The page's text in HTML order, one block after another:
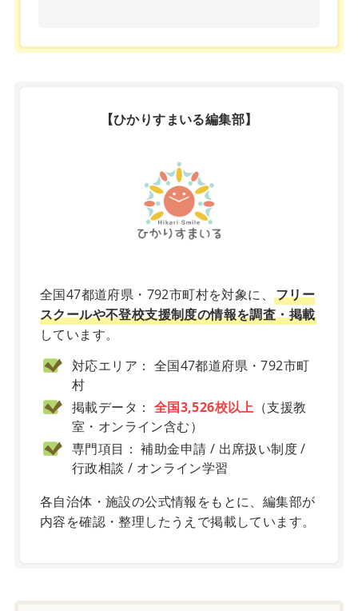
【ひかりすまいる編集部】
全国47都道府県・792市町村を対象に、 フリー
スクールや不登校支援制度の情報を調査・掲載
しています。
対応エリア： 全国47都道府県・792市町
村
掲載データ： 全国3,526校以上 （支援教
室・オンライン含む）
専門項目： 補助金申請 / 出席扱い制度 /
行政相談 / オンライン学習
各自治体・施設の公式情報をもとに、編集部が
内容を確認・整理したうえで掲載しています。